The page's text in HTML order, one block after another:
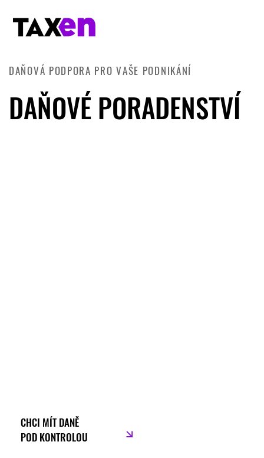
DAŇOVÁ PODPORA PRO VAŠE PODNIKÁNÍ
DAŇOVÉ PORADENSTVÍ
CHCI MÍT DANĚ
POD KONTROLOU